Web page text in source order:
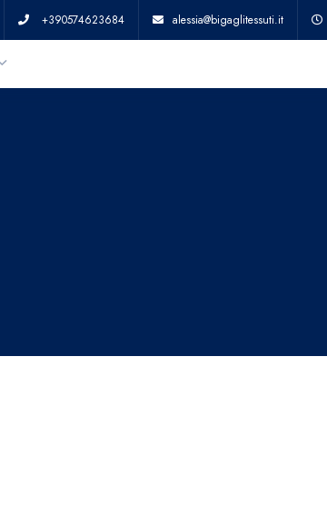
+390574623684 alessia@bigaglitessuti.it